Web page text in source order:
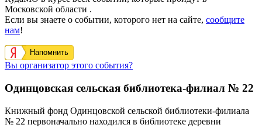
Московской области .
Если вы знаете о событии, которого нет на сайте, сообщите
нам!
Напомнить
Вы организатор этого события?
Одинцовская сельская библиотека-филиал № 22
Книжный фонд Одинцовской сельской библиотеки-филиала
№ 22 первоначально находился в библиотеке деревни